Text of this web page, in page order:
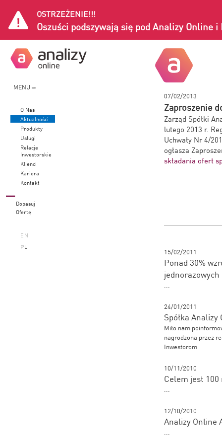
OSTRZEŻENIE!!!
Oszuści podszywają się pod Analizy Online i
MENU
O Nas
Aktualności
Produkty
Usługi
Relacje
Inwestorskie
Klienci
Kariera
Kontakt
Dopasuj
Ofertę
EN
PL
07/02/2013
Zaproszenie
Zarząd Spółki
lutego 2013 r.
Uchwały Nr 4/
ogłasza
składania ofert
15/02/2011
Ponad 30%
jednorazowych
...
24/01/2011
Spółka
Miło nam
nagrodzona przez
Inwestorom
10/11/2010
Celem jest 100
...
12/10/2010
Analizy Online
...